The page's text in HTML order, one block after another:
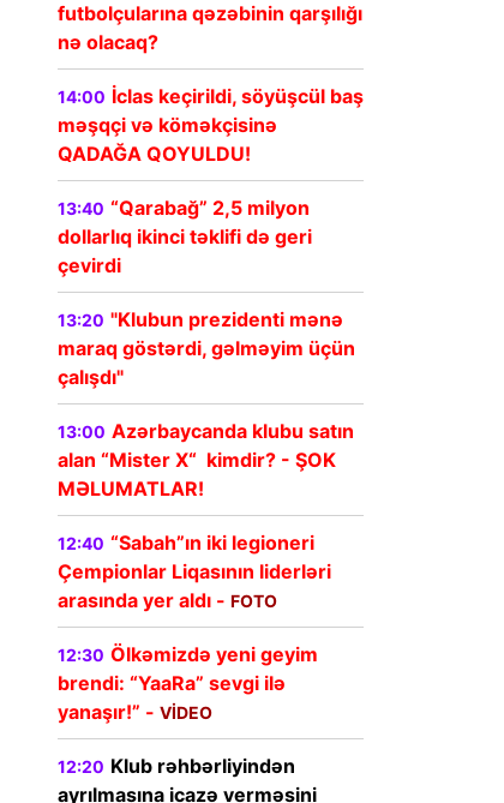
futbolçularına qəzəbinin qarşılığı
nə olacaq?
14:00 İclas keçirildi, söyüşcül baş
məşqçi və köməkçisinə
QADAĞA QOYULDU!
13:40 “Qarabağ” 2,5 milyon
dollarlıq ikinci təklifi də geri
çevirdi
13:20 "Klubun prezidenti mənə
maraq göstərdi, gəlməyim üçün
çalışdı"
13:00 Azərbaycanda klubu satın
alan “Mister X“ kimdir? - ŞOK
MƏLUMATLAR!
12:40 “Sabah”ın iki legioneri
Çempionlar Liqasının liderləri
arasında yer aldı - FOTO
12:30 Ölkəmizdə yeni geyim
brendi: “YaaRa” sevgi ilə
yanaşır!” - VİDEO
12:20 Klub rəhbərliyindən
ayrılmasına icazə verməsini